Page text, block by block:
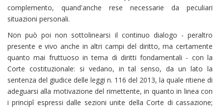
complemento, quand'anche rese necessarie da peculiari
situazioni personali.
Non può poi non sottolinearsi il continuo dialogo - peraltro
presente e vivo anche in altri campi del diritto, ma certamente
quanto mai fruttuoso in tema di diritti fondamentali - con la
Corte costituzionale: si vedano, in tal senso, da un lato la
sentenza del giudice delle leggi n. 116 del 2013, la quale ritiene di
adeguarsi alla motivazione del rimettente, in quanto in linea con
i principî espressi dalle sezioni unite della Corte di cassazione;